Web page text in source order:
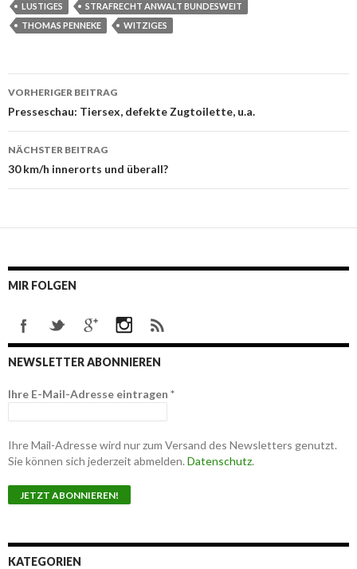
LUSTIGES
STRAFRECHT ANWALT BUNDESWEIT
THOMAS PENNEKE
WITZIGES
Beitrags-
Navigation
VORHERIGER BEITRAG
Presseschau: Tiersex, defekte Zugtoilette, u.a.
NÄCHSTER BEITRAG
30 km/h innerorts und überall?
MIR FOLGEN
NEWSLETTER ABONNIEREN
Ihre E-Mail-Adresse eintragen *
Ihre Mail-Adresse wird nur zum Versand des Newsletters genutzt.
Sie können sich jederzeit abmelden. Datenschutz.
KATEGORIEN